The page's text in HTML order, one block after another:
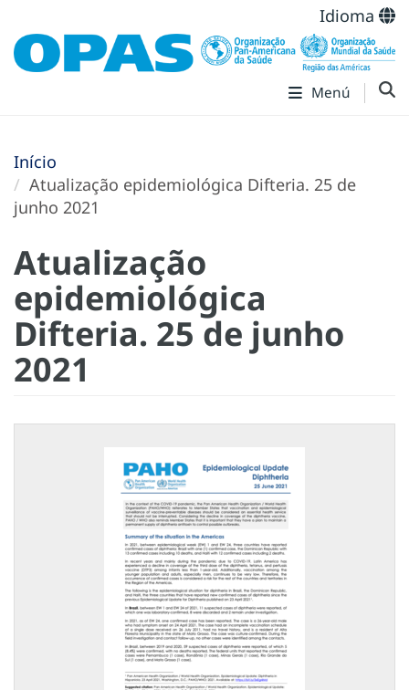
Idioma
Menú
Início
Atualização epidemiológica Difteria. 25 de
junho 2021
Atualização
epidemiológica
Difteria. 25 de junho
2021